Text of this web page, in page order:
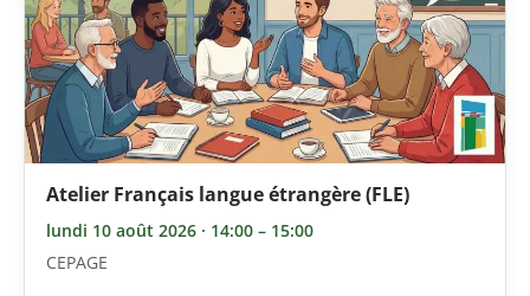
Atelier Français langue étrangère (FLE)
lundi 10 août 2026 · 14:00 – 15:00
CEPAGE